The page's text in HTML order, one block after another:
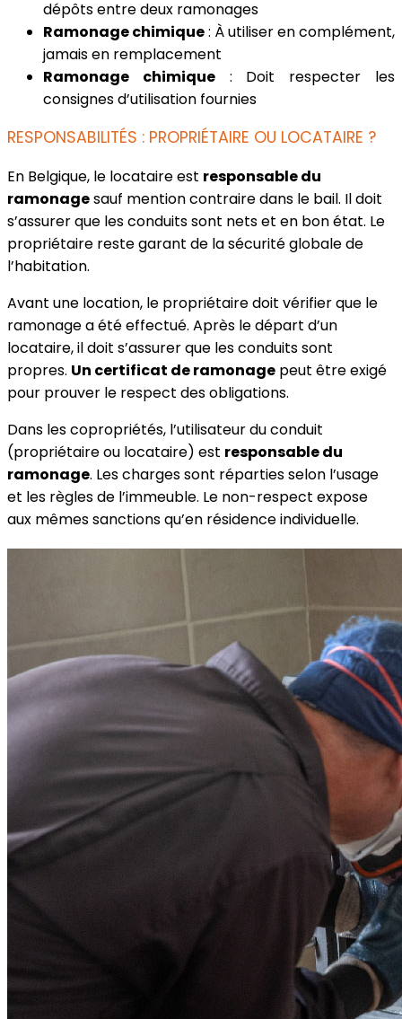
dépôts entre deux ramonages
Ramonage chimique: À utiliser en complément,
jamais en remplacement
Ramonage chimique: Doit respecter les
consignes d’utilisation fournies
RESPONSABILITÉS : PROPRIÉTAIRE OU LOCATAIRE ?
En Belgique, le locataire est responsable du
ramonagesauf mention contraire dans le bail. Il doit
s’assurer que les conduits sont nets et en bon état. Le
propriétaire reste garant de la sécurité globale de
l’habitation.
Avant une location, le propriétaire doit vérifier que le
ramonage a été effectué. Après le départ d’un
locataire, il doit s’assurer que les conduits sont
propres. Un certificat de ramonage peut être exigé
pour prouver le respect des obligations.
Dans les copropriétés, l’utilisateur du conduit
(propriétaire ou locataire) est responsable du
ramonage. Les charges sont réparties selon l’usage
et les règles de l’immeuble. Le non-respect expose
aux mêmes sanctions qu’en résidence individuelle.